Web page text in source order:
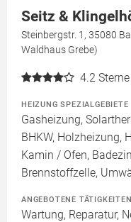
Seitz &
Steinbergstr. 1, 35080
Waldhaus Grebe)
4.2
HEIZUNG SPEZIALGEBIETE
Gasheizung,
BHKW, Holzheizung,
Kamin / Ofen,
Brennstoffzelle,
ANGEBOTENE TÄTIGKEITEN
Wartung, Reparatur,